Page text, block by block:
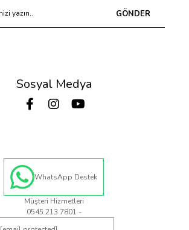
GÖNDER
Sosyal Medya
WhatsApp Destek
Müşteri Hizmetleri
0545 213 7801 -